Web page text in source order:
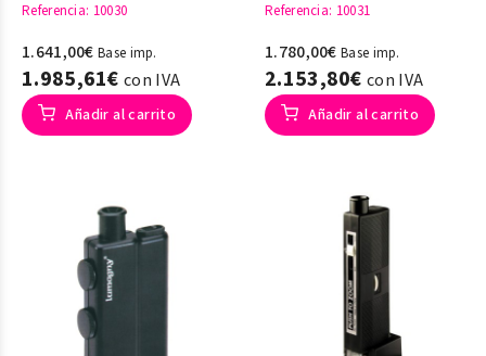
Referencia: 10030
1.641,00€ Base imp.
1.985,61€ con IVA
Añadir al carrito
Referencia: 10031
1.780,00€ Base imp.
2.153,80€ con IVA
Añadir al carrito